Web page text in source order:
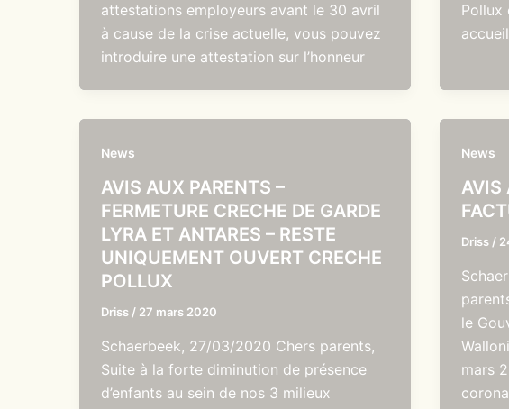
attestations employeurs avant le 30 avril
à cause de la crise actuelle, vous pouvez
introduire une attestation sur l’honneur
Pollux
News
AVIS AUX PARENTS –
FERMETURE CRECHE DE GARDE
LYRA ET ANTARES – RESTE
UNIQUEMENT OUVERT CRECHE
POLLUX
Driss / 27 mars 2020
Schaerbeek, 27/03/2020 Chers parents,
Suite à la forte diminution de présence
d’enfants au sein de nos 3 milieux
News
AVIS
Driss /
le
mars